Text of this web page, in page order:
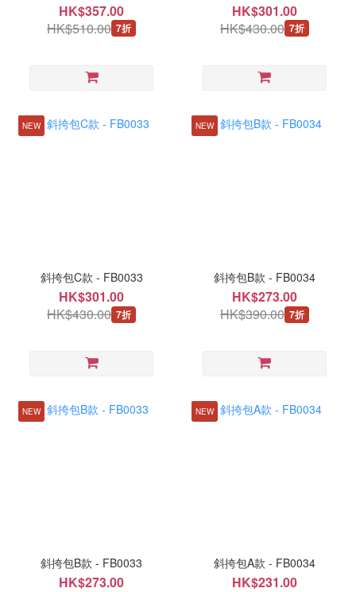
HK$357.00
HK$510.00 7折
HK$301.00
HK$430.00 7折
NEW
斜挎包C款 - FB0033
HK$301.00
HK$430.00 7折
NEW
斜挎包B款 - FB0034
HK$273.00
HK$390.00 7折
NEW
斜挎包B款 - FB0033
HK$273.00
NEW
斜挎包A款 - FB0034
HK$231.00